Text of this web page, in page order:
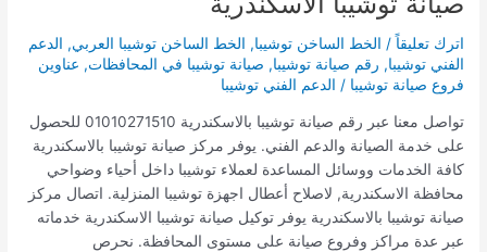
اترك تعليقاً / الخط الساخن توشيبا, الخط الساخن توشيبا العربي, الدعم
الفني توشيبا, رقم صيانة توشيبا, صيانة توشيبا في المحافظات, عناوين
فروع صيانة توشيبا / الدعم الفني توشيبا
تواصل معنا عبر رقم صيانة توشيبا بالاسكندرية 01010271510 للحصول
على خدمة الصيانة والدعم الفني. يوفر مركز صيانة توشيبا بالاسكندرية
كافة الخدمات ووسائل المساعدة لعملاء توشيبا داخل أحياء وضواحي
محافظة الاسكندرية, لاصلاح أعطال اجهزة توشيبا المنزلية. اتصال مركز
صيانة توشيبا بالاسكندرية يوفر توكيل صيانة توشيبا الاسكندرية خدماته
عبر عدة مراكز وفروع صيانة على مستوى المحافظة. نحرص
توشيبا
الاسكندرية